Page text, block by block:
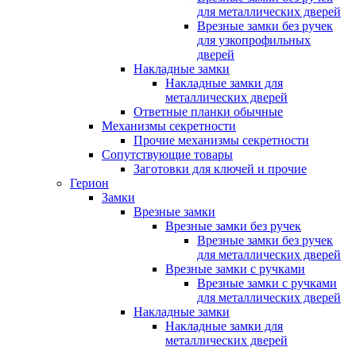
для металлических дверей
Врезные замки без ручек
для узкопрофильных
дверей
Накладные замки
Накладные замки для
металлических дверей
Ответные планки обычные
Механизмы секретности
Прочие механизмы секретности
Сопутствующие товары
Заготовки для ключей и прочие
Герион
Замки
Врезные замки
Врезные замки без ручек
Врезные замки без ручек
для металлических дверей
Врезные замки с ручками
Врезные замки с ручками
для металлических дверей
Накладные замки
Накладные замки для
металлических дверей